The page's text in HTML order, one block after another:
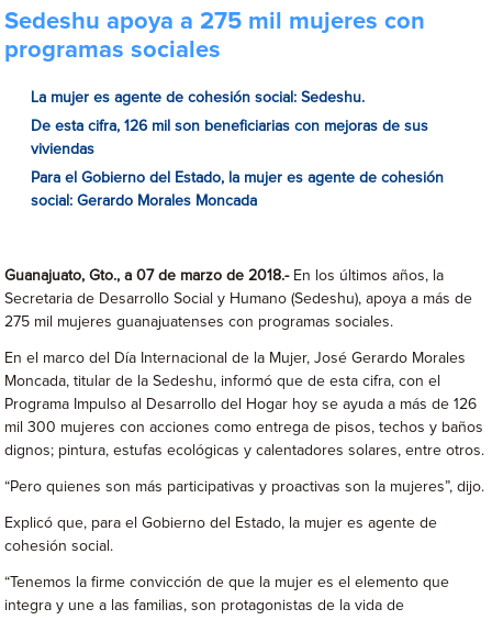
Sedeshu apoya a 275 mil mujeres con
programas sociales
La mujer es agente de cohesión social: Sedeshu.
De esta cifra, 126 mil son beneficiarias con mejoras de sus
viviendas
Para el Gobierno del Estado, la mujer es agente de cohesión
social: Gerardo Morales Moncada
Guanajuato, Gto., a 07 de marzo de 2018.- En los últimos años, la
Secretaria de Desarrollo Social y Humano (Sedeshu), apoya a más de
275 mil mujeres guanajuatenses con programas sociales.
En el marco del Día Internacional de la Mujer, José Gerardo Morales
Moncada, titular de la Sedeshu, informó que de esta cifra, con el
Programa Impulso al Desarrollo del Hogar hoy se ayuda a más de 126
mil 300 mujeres con acciones como entrega de pisos, techos y baños
dignos; pintura, estufas ecológicas y calentadores solares, entre otros.
“Pero quienes son más participativas y proactivas son la mujeres”, dijo.
Explicó que, para el Gobierno del Estado, la mujer es agente de
cohesión social.
“Tenemos la firme convicción de que la mujer es el elemento que
integra y une a las familias, son protagonistas de la vida de